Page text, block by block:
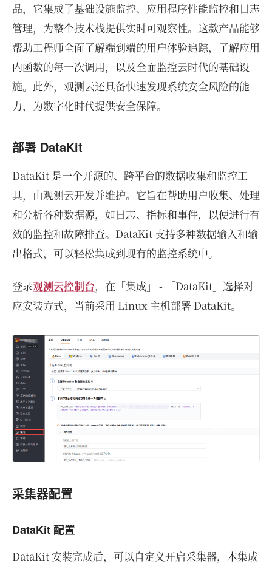
品，它集成了基础设施监控、应用程序性能监控和日志
管理，为整个技术栈提供实时可观察性。这款产品能够
帮助工程师全面了解端到端的用户体验追踪，了解应用
内函数的每一次调用，以及全面监控云时代的基础设
施。此外，观测云还具备快速发现系统安全风险的能
力，为数字化时代提供安全保障。
部署 DataKit
DataKit 是一个开源的、跨平台的数据收集和监控工
具，由观测云开发并维护。它旨在帮助用户收集、处理
和分析各种数据源，如日志、指标和事件，以便进行有
效的监控和故障排查。DataKit 支持多种数据输入和输
出格式，可以轻松集成到现有的监控系统中。
登录观测云控制台，在「集成」 - 「DataKit」选择对
应安装方式，当前采用 Linux 主机部署 DataKit。
采集器配置
DataKit 配置
DataKit 安装完成后，可以自定义开启采集器，本集成